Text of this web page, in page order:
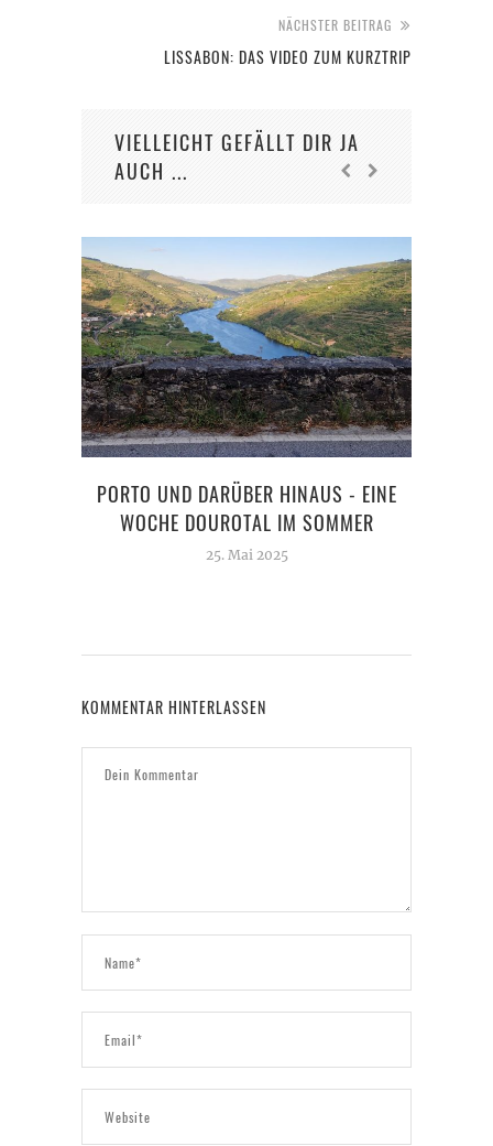
NÄCHSTER BEITRAG
LISSABON: DAS VIDEO ZUM KURZTRIP
VIELLEICHT GEFÄLLT DIR JA
AUCH ...
PORTO UND DARÜBER HINAUS - EINE
WOCHE DOUROTAL IM SOMMER
25. Mai 2025
KOMMENTAR HINTERLASSEN